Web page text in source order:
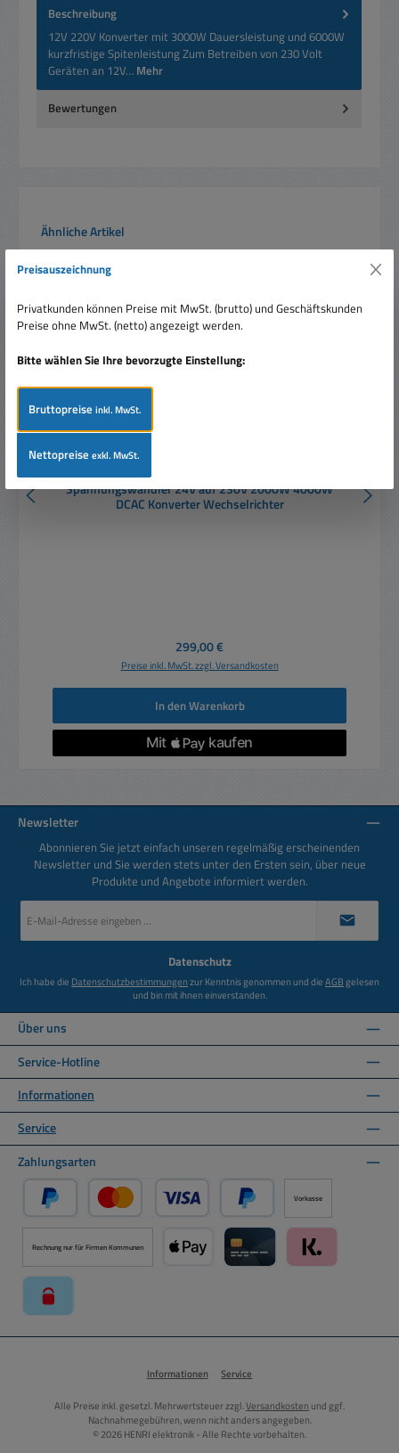
Beschreibung
12V 220V Konverter mit 3000W Dauersleistung und 6000W
kurzfristige Spitenleistung Zum Betreiben von 230 Volt
Geräten an 12V… Mehr
Bewertungen
Produktgalerie überspringen
Ähnliche Artikel
Nur 2 auf Lager!
Spannungswandler 24V auf 230V 2000W 4000W
DCAC Konverter Wechselrichter
Regulärer Preis:
299,00 €
Preise inkl. MwSt. zzgl. Versandkosten
In den Warenkorb
Newsletter
Abonnieren Sie jetzt einfach unseren regelmäßig erscheinenden
Newsletter und Sie werden stets unter den Ersten sein, über neue
Produkte und Angebote informiert werden.
Mail-
Datenschutz
Ich habe die Datenschutzbestimmungenzur Kenntnis genommen und dieAGBgelesen
und bin mit ihnen einverstanden.
Über uns
Service-Hotline
Informationen
Service
Zahlungsarten
PayPal Kredit- oder Debitkarte über PayPal
Später Bezahlen über PayPal
Vorkasse
Rechnung nur für Firmen Kommunen
Informationen Service
Alle Preise inkl. gesetzl. Mehrwertsteuer zzgl.Versandkosten und ggf.
Nachnahmegebühren, wenn nicht anders angegeben.
© 2026 HENRI elektronik - Alle Rechte vorbehalten.
Preisauszeichnung
Privatkunden können Preise mit MwSt. (brutto) und Geschäftskunden
Preise ohne MwSt. (netto) angezeigt werden.
Bitte wählen Sie Ihre bevorzugte Einstellung:
Bruttopreiseinkl. MwSt.
Nettopreiseexkl. MwSt.